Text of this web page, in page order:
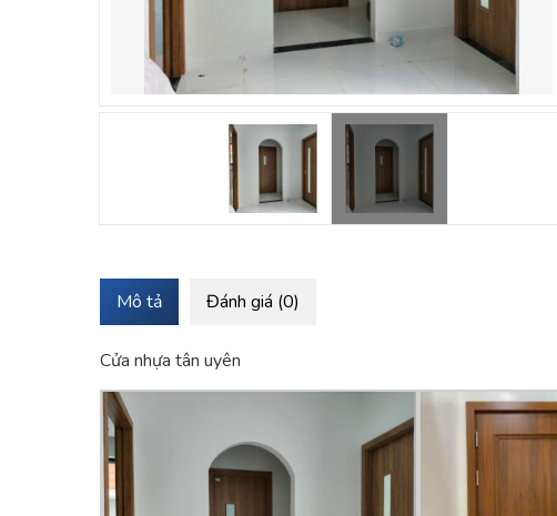
Mô tả Đánh giá (0)
Cửa nhựa tân uyên